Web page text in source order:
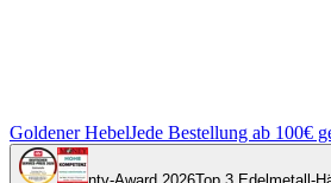
Goldener HebelJede Bestellung ab 100€